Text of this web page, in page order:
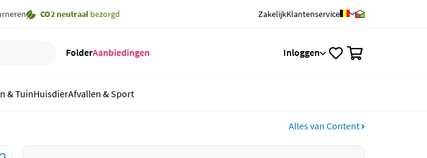
CO2 neutraal bezorgd ZakelijkKlantenservice
FolderAanbiedingen Inloggen
& TuinHuisdierAfvallen & Sport
Alles van Content